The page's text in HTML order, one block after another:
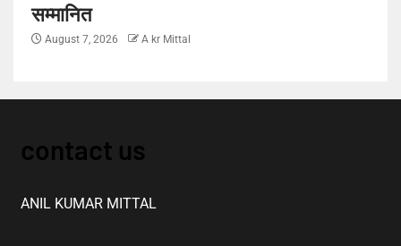
सम्मानित
August 7, 2026 A kr Mittal
contact us
ANIL KUMAR MITTAL